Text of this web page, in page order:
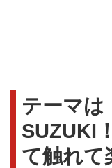
テーマは
SUZUKI
て触れて